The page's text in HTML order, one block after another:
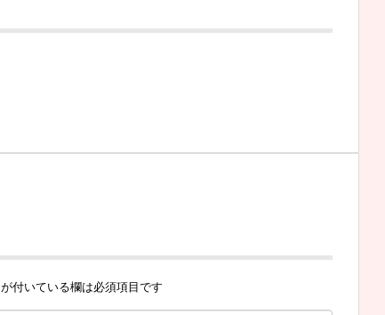
が付いている欄は必須項目です